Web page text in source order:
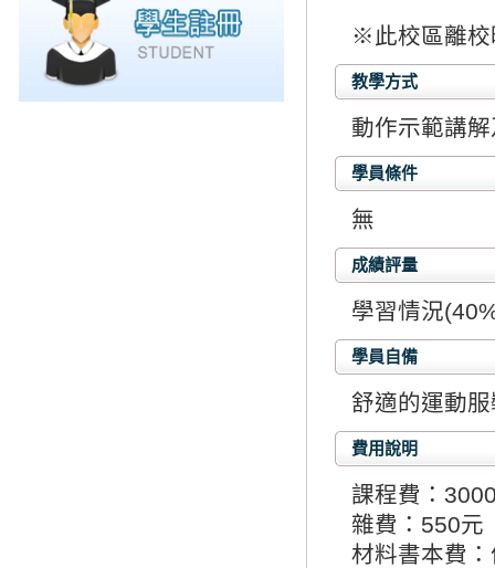
※此校區離
教學方式
動作示範講
學員條件
無
成績評量
學習情況
學員自備
舒適的運動
費用說明
課程費：
雜費：550元
材料書本費